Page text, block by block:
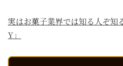
実はお菓子業界では知る人ぞ知
Y」